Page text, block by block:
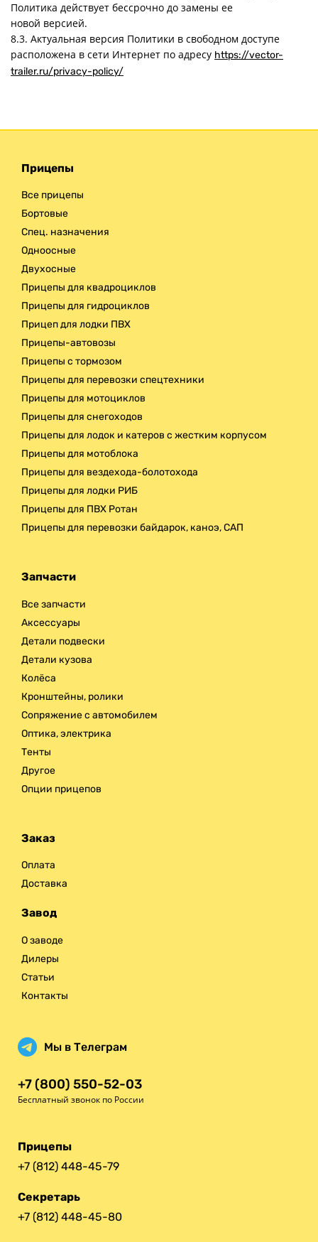
Политика действует бессрочно до замены ее
новой версией.
8.3. Актуальная версия Политики в свободном доступе
расположена в сети Интернет по адресу https://vector-
trailer.ru/privacy-policy/
Прицепы
Все прицепы
Бортовые
Спец. назначения
Одноосные
Двухосные
Прицепы для квадроциклов
Прицепы для гидроциклов
Прицеп для лодки ПВХ
Прицепы-автовозы
Прицепы с тормозом
Прицепы для перевозки спецтехники
Прицепы для мотоциклов
Прицепы для снегоходов
Прицепы для лодок и катеров с жестким корпусом
Прицепы для мотоблока
Прицепы для вездехода-болотохода
Прицепы для лодки РИБ
Прицепы для ПВХ Ротан
Прицепы для перевозки байдарок, каноэ, САП
Запчасти
Все запчасти
Аксессуары
Детали подвески
Детали кузова
Колёса
Кронштейны, ролики
Сопряжение с автомобилем
Оптика, электрика
Тенты
Другое
Опции прицепов
Заказ
Оплата
Доставка
Завод
О заводе
Дилеры
Статьи
Контакты
Мы в Телеграм
+7 (800) 550-52-03
Бесплатный звонок по России
Прицепы
+7 (812) 448-45-79
Секретарь
+7 (812) 448-45-80